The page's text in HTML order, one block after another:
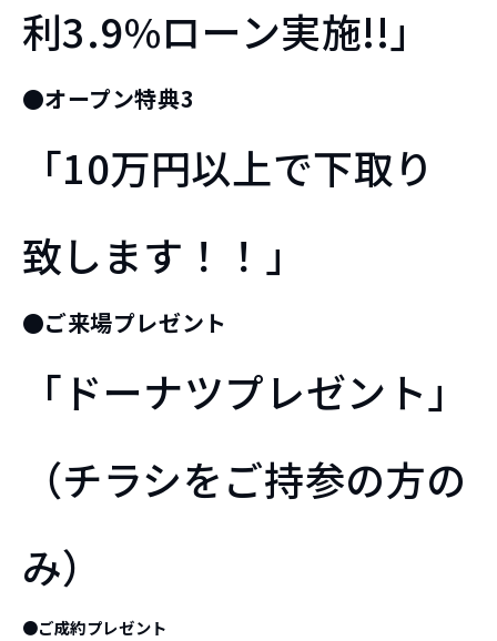
利3.9%ローン実施!!」
●オープン特典3
「10万円以上で下取り
致します！！」
●ご来場プレゼント
「ドーナツプレゼント」
（チラシをご持参の方の
み）
●ご成約プレゼント